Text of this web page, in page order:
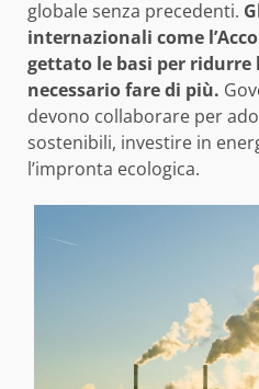
globale senza precedenti.
internazionali come
gettato le basi per ridurre
necessario fare di più.
devono collaborare per
sostenibili, investire in
l’impronta ecologica.